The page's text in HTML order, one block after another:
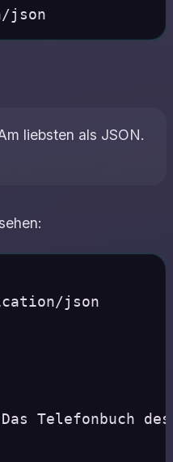
liebsten als JSON.
json
Telefonbuch